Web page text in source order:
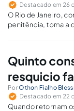
Destacado em 26
O Rio de Janeiro,
penitência, toma a
âmbito do
Quinto
resquicio
PorOthon Fialho
Destacado em 22
Quando retornam